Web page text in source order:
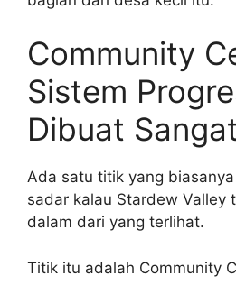
Community
Sistem
Dibuat
Ada satu titik yang
sadar kalau Stardew Valley
dalam dari yang terlihat.
Titik itu adalah Community